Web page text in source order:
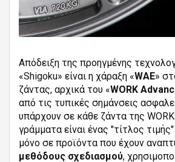
Απόδειξη της προηγμένης
«Shigoku» είναι η χάραξη «WAE»
ζάντας, αρχικά του «WORK
από τις τυπικές σημάνσεις
υπάρχουν σε κάθε ζάντα της
γράμματα είναι ένας "τίτλος
μόνο σε προϊόντα που έχουν
μεθόδους σχεδιασμού,